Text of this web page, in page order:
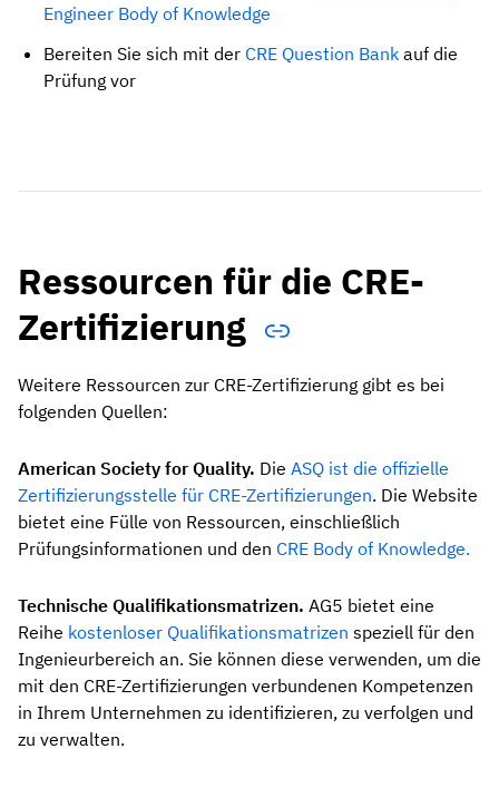
Engineer Body of Knowledge
Bereiten Sie sich mit der CRE Question Bankauf die
Prüfung vor
Ressourcen für die CRE-
Zertifizierung
Weitere Ressourcen zur CRE-Zertifizierung gibt es bei
folgenden Quellen:
American Society for Quality. Die ASQ ist die offizielle
Zertifizierungsstelle für CRE-Zertifizierungen. Die Website
bietet eine Fülle von Ressourcen, einschließlich
Prüfungsinformationen und den CRE Body of Knowledge.
Technische Qualifikationsmatrizen. AG5 bietet eine
Reihe kostenloser Qualifikationsmatrizen speziell für den
Ingenieurbereich an. Sie können diese verwenden, um die
mit den CRE-Zertifizierungen verbundenen Kompetenzen
in Ihrem Unternehmen zu identifizieren, zu verfolgen und
zu verwalten.